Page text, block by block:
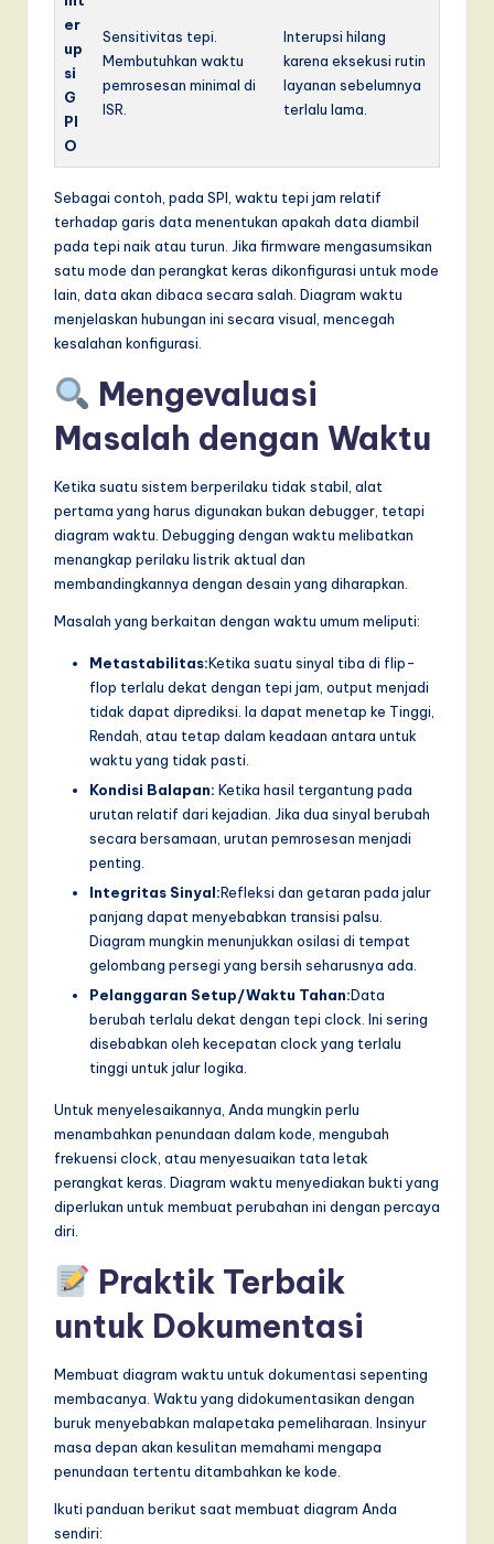
er
up
si
G
PI
O
Sensitivitas tepi.
Membutuhkan waktu
pemrosesan minimal di
ISR.
Interupsi hilang
karena eksekusi rutin
layanan sebelumnya
terlalu lama.
Sebagai contoh, pada SPI, waktu tepi jam relatif
terhadap garis data menentukan apakah data diambil
pada tepi naik atau turun. Jika firmware mengasumsikan
satu mode dan perangkat keras dikonfigurasi untuk mode
lain, data akan dibaca secara salah. Diagram waktu
menjelaskan hubungan ini secara visual, mencegah
kesalahan konfigurasi.
Mengevaluasi
Masalah dengan Waktu
Ketika suatu sistem berperilaku tidak stabil, alat
pertama yang harus digunakan bukan debugger, tetapi
diagram waktu. Debugging dengan waktu melibatkan
menangkap perilaku listrik aktual dan
membandingkannya dengan desain yang diharapkan.
Masalah yang berkaitan dengan waktu umum meliputi:
Metastabilitas:Ketika suatu sinyal tiba di flip-
flop terlalu dekat dengan tepi jam, output menjadi
tidak dapat diprediksi. Ia dapat menetap ke Tinggi,
Rendah, atau tetap dalam keadaan antara untuk
waktu yang tidak pasti.
Kondisi Balapan: Ketika hasil tergantung pada
urutan relatif dari kejadian. Jika dua sinyal berubah
secara bersamaan, urutan pemrosesan menjadi
penting.
Integritas Sinyal:Refleksi dan getaran pada jalur
panjang dapat menyebabkan transisi palsu.
Diagram mungkin menunjukkan osilasi di tempat
gelombang persegi yang bersih seharusnya ada.
Pelanggaran Setup/Waktu Tahan:Data
berubah terlalu dekat dengan tepi clock. Ini sering
disebabkan oleh kecepatan clock yang terlalu
tinggi untuk jalur logika.
Untuk menyelesaikannya, Anda mungkin perlu
menambahkan penundaan dalam kode, mengubah
frekuensi clock, atau menyesuaikan tata letak
perangkat keras. Diagram waktu menyediakan bukti yang
diperlukan untuk membuat perubahan ini dengan percaya
diri.
Praktik Terbaik
untuk Dokumentasi
Membuat diagram waktu untuk dokumentasi sepenting
membacanya. Waktu yang didokumentasikan dengan
buruk menyebabkan malapetaka pemeliharaan. Insinyur
masa depan akan kesulitan memahami mengapa
penundaan tertentu ditambahkan ke kode.
Ikuti panduan berikut saat membuat diagram Anda
sendiri: